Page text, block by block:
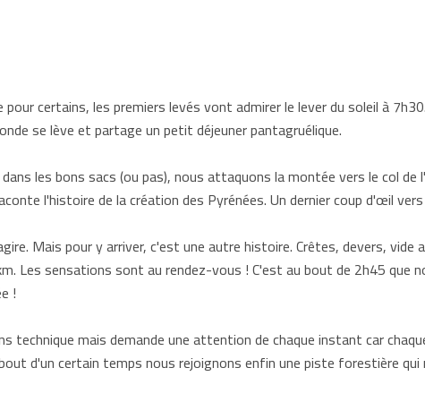
certains, les premiers levés vont admirer le lever du soleil à
se lève et partage un petit déjeuner pantagruélique.
les bons sacs (ou pas), nous attaquons la montée vers le col
l'histoire de la création des Pyrénées. Un dernier coup d'œil
Mais pour y arriver, c'est une autre histoire. Crêtes, devers,
Les sensations sont au rendez-vous ! C'est au bout de 2h45 que
!
technique mais demande une attention de chaque instant car
d'un certain temps nous rejoignons enfin une piste forestière